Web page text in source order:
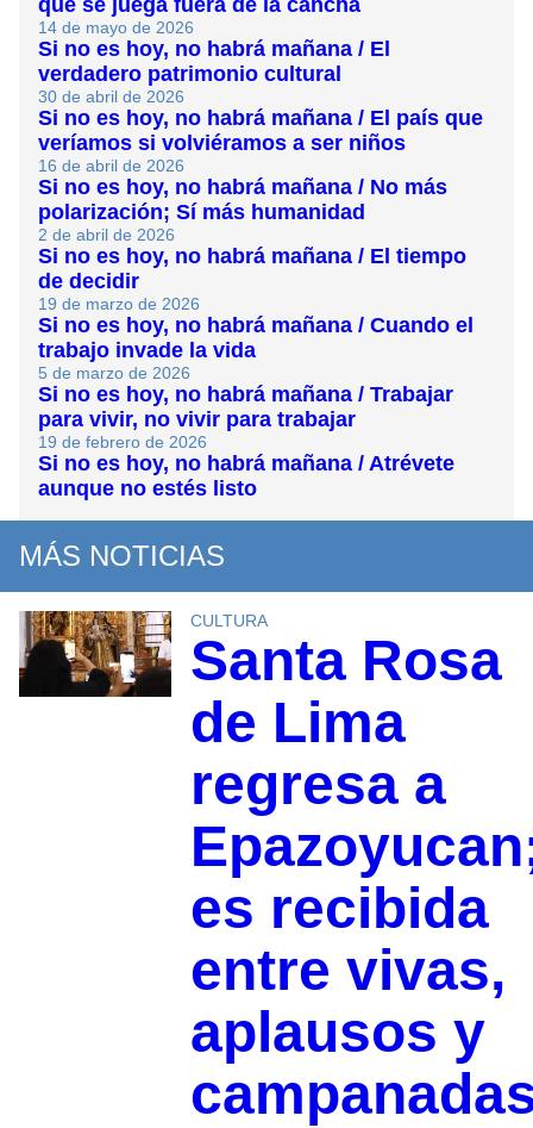
que se juega fuera de la cancha
14 de mayo de 2026
Si no es hoy, no habrá mañana / El
verdadero patrimonio cultural
30 de abril de 2026
Si no es hoy, no habrá mañana / El país que
veríamos si volviéramos a ser niños
16 de abril de 2026
Si no es hoy, no habrá mañana / No más
polarización; Sí más humanidad
2 de abril de 2026
Si no es hoy, no habrá mañana / El tiempo
de decidir
19 de marzo de 2026
Si no es hoy, no habrá mañana / Cuando el
trabajo invade la vida
5 de marzo de 2026
Si no es hoy, no habrá mañana / Trabajar
para vivir, no vivir para trabajar
19 de febrero de 2026
Si no es hoy, no habrá mañana / Atrévete
aunque no estés listo
MÁS NOTICIAS
CULTURA
Santa Rosa
de Lima
regresa a
es recibida
entre vivas,
aplausos y